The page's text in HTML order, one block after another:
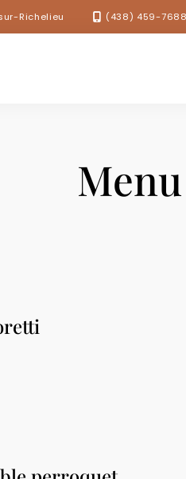
Richelieu (438) 459-7688